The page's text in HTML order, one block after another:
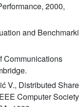
2000,
and
Communications
V., Distributed
Computer Society